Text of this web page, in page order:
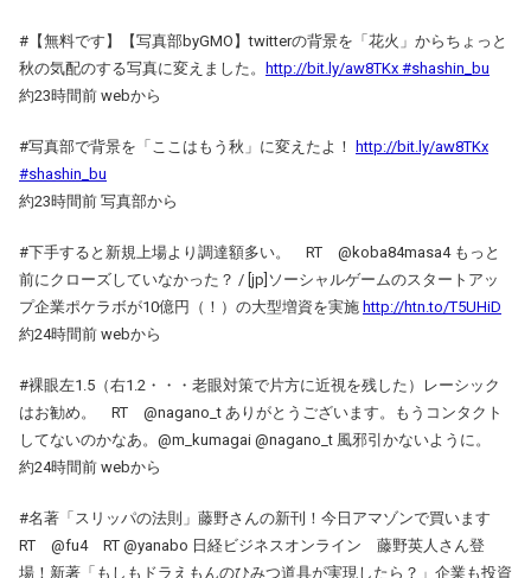
#【無料です】【写真部byGMO】twitterの背景を「花火」からちょっと
秋の気配のする写真に変えました。
http://bit.ly/aw8TKx #shashin_bu
約23時間前 webから
#写真部で背景を「ここはもう秋」に変えたよ！
http://bit.ly/aw8TKx
#shashin_bu
約23時間前 写真部から
#下手すると新規上場より調達額多い。 RT @koba84masa4 もっと
前にクローズしていなかった？ / [jp]ソーシャルゲームのスタートアッ
プ企業ポケラボが10億円（！）の大型増資を実施 http://htn.to/T5UHiD
約24時間前 webから
#裸眼左1.5（右1.2・・・老眼対策で片方に近視を残した）レーシック
はお勧め。 RT @nagano_t ありがとうございます。もうコンタクト
してないのかなあ。@m_kumagai @nagano_t 風邪引かないように。
約24時間前 webから
#名著「スリッパの法則」藤野さんの新刊！今日アマゾンで買います
RT @fu4 RT @yanabo 日経ビジネスオンライン 藤野英人さん登
場！新著「もしもドラえもんのひみつ道具が実現したら？」企業も投資